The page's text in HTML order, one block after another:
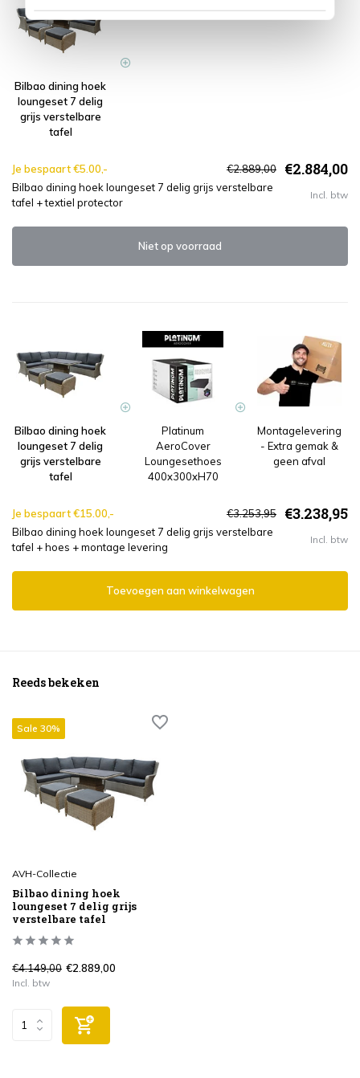
Bilbao dining hoek
loungeset 7 delig
grijs verstelbare
tafel
Je bespaart €5.00,- €2.889,00 €2.884,00
Bilbao dining hoek loungeset 7 delig grijs verstelbare
tafel + textiel protector
Incl. btw
Niet op voorraad
Bilbao dining hoek
loungeset 7 delig
grijs verstelbare
tafel
Platinum
AeroCover
Loungesethoes
400x300xH70
Montagelevering
- Extra gemak &
geen afval
Je bespaart €15.00,- €3.253,95 €3.238,95
Bilbao dining hoek loungeset 7 delig grijs verstelbare
tafel + hoes + montage levering
Incl. btw
Toevoegen aan winkelwagen
Reeds bekeken
Sale 30%
AVH-Collectie
Bilbao dining hoek
loungeset 7 delig grijs
verstelbare tafel
€4.149,00 €2.889,00
Incl. btw